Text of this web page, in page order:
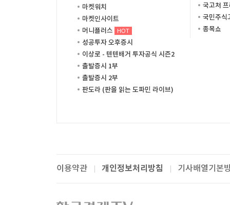
마켓워치
마켓인사이트
머니플러스
HOT
성공투자 오후증시
이상로 - 텐텐배거 투자공식 시즌2
출발증시 1부
출발증시 2부
판도라 (판을 읽는 도파민 라이브)
국고처
국민주식
종목쇼
이용약관 개인정보처리방침 기사배열기본
패밀리사이트
한국경제TV